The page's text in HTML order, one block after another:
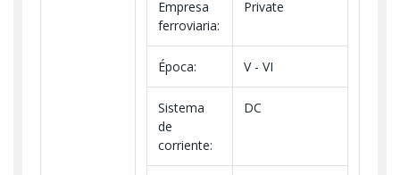
Empresa
ferroviaria:
Private
Época: V - VI
Sistema
de
corriente:
DC